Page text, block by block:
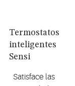
Termostatos
inteligentes
Sensi
Satisface las